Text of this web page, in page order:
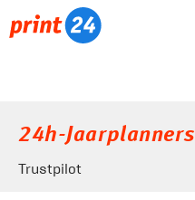
24h-Jaarplanners
Trustpilot